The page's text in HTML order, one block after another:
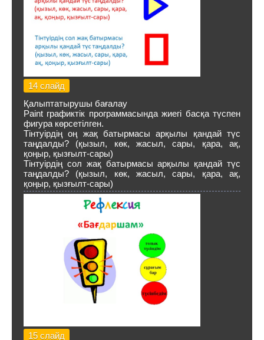
14 слайд
Қалыптатырушы бағалау
Paint графиктік программасында жиегі басқа түспен
фигура көрсетілген.
Тінтуірдің оң жақ батырмасы арқылы қандай түс
таңдалды? (қызыл, көк, жасыл, сары, қара, ақ,
қоңыр, қызғылт-сары)
Тінтуірдің сол жақ батырмасы арқылы қандай түс
таңдалды? (қызыл, көк, жасыл, сары, қара, ақ,
қоңыр, қызғылт-сары)
15 слайд